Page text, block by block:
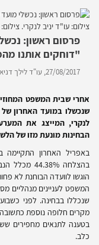
פרסום ראשון:
"דוחקים אותנו
27/08/2017, עו"ד לילך
אחרי שבית המשפט
שנכשלו במועד האחרון
לנקרי, המייצג את
הבחינות מונעת מזו של
באפריל האחרון
בהצלחה
שנכללו בבחינה. לפני
בטענה לתנאים מחפירים
כלב.